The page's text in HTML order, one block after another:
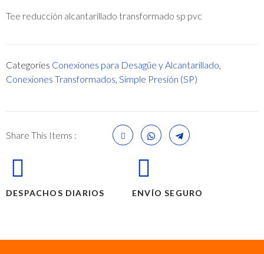
Tee reducción alcantarillado transformado sp pvc
Categories Conexiones para Desagüe y Alcantarillado,
Conexiones Transformados, Simple Presión (SP)
Share This Items :
DESPACHOS DIARIOS ENVÍO SEGURO